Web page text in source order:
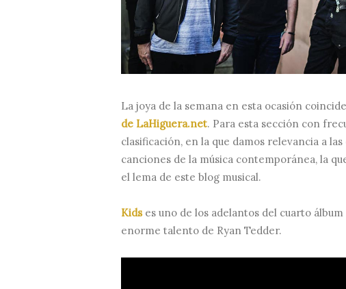
La joya de la semana en esta ocasión
de LaHiguera.net. Para esta sección con
clasificación, en la que damos relevancia a
canciones de la música contemporánea, la
el lema de este blog musical.
Kidses uno de los adelantos del cuarto álbum
enorme talento de Ryan Tedder.